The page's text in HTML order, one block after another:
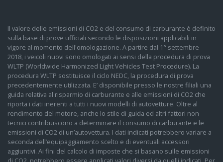
Il valore delle emissioni di CO2 e del consumo di carburante è definito
sulla base di prove ufficiali secondo le disposizioni applicabili in
vigore al momento dell'omologazione. A partire dal 1° settembre
2018, i veicoli nuovi sono omologati ai sensi della procedura di prova
WLTP (Worldwide Harmonized Light Vehicles Test Procedure). La
procedura WLTP sostituisce il ciclo NEDC, la procedura di prova
precedentemente utilizzata. E’ disponibile presso le nostre filiali una
guida relativa al risparmio di carburante e alle emissioni di CO2 che
riporta i dati inerenti a tutti i nuovi modelli di autovetture. Oltre al
rendimento del motore, anche lo stile di guida ed altri fattori non
tecnici contribuiscono a determinare il consumo di carburante e le
emissioni di CO2 di un’autovettura. I dati indicati potrebbero variare a
seconda dell’equipaggiamento scelto e di eventuali accessori
aggiuntivi. Ai fini del calcolo di imposte che si basano sulle emissioni